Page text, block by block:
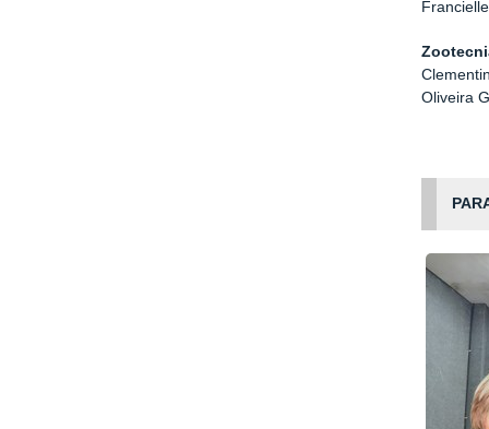
Oliveira